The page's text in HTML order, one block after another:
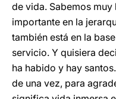
de vida. Sabemos
importante en la
también está en la
servicio. Y quisiera
ha habido y hay
de una vez, para